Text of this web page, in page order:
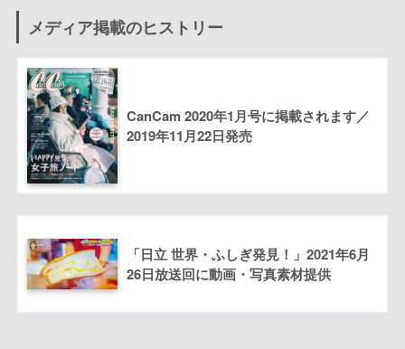
メディア掲載のヒストリー
CanCam 2020年1月号に掲載されます／
2019年11月22日発売
「日立 世界・ふしぎ発見！」2021年6月
26日放送回に動画・写真素材提供